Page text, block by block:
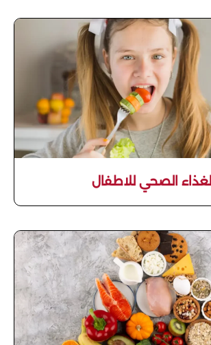
الغذاء الصحي للاطفال